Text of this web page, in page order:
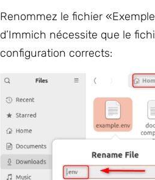
Renommez le fichier
d’Immich nécessite que le
configuration corrects: